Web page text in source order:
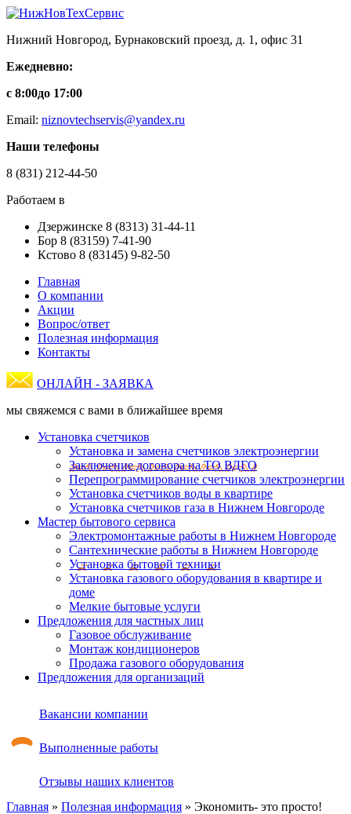
Нижний Новгород, Бурнаковский проезд, д. 1, офис 31
Ежедневно:
с 8:00до 17:00
Email: niznovtechservis@yandex.ru
Наши телефоны
8 (831) 212-44-50
Работаем в
Дзержинске 8 (8313) 31-44-11
Бор 8 (83159) 7-41-90
Кстово 8 (83145) 9-82-50
Главная
О компании
Акции
Вопрос/ответ
Полезная информация
Контакты
ОНЛАЙН - ЗАЯВКА
мы свяжемся с вами в ближайшее время
Установка счетчиков
Установка и замена счетчиков электроэнергии
Заключение договора на ТО ВДГО
Перепрограммирование счетчиков электроэнергии
Установка счетчиков воды в квартире
Установка счетчиков газа в Нижнем Новгороде
Мастер бытового сервиса
Электромонтажные работы в Нижнем Новгороде
Сантехнические работы в Нижнем Новгороде
Установка бытовой техники
Установка газового оборудования в квартире и
доме
Мелкие бытовые услуги
Предложения для частных лиц
Газовое обслуживание
Монтаж кондиционеров
Продажа газового оборудования
Предложения для организаций
Вакансии компании
Выполненные работы
Отзывы наших клиентов
Главная » Полезная информация » Экономить- это просто!